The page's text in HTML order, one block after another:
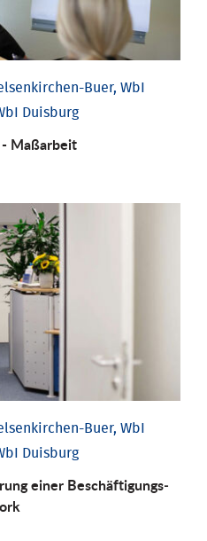
Buer, WbI
Duisburg
Maßarbeit
Buer, WbI
Duisburg
einer Be­schäftigungs­